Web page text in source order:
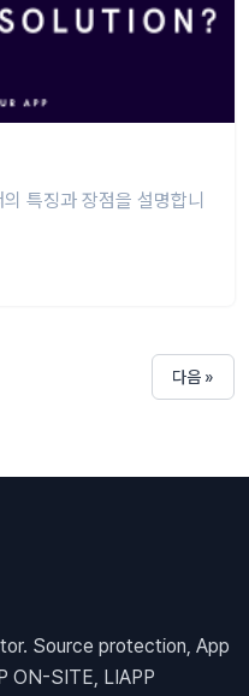
특징과 장점을 설명합니
다음 »
Source protection, App
ON-SITE, LIAPP